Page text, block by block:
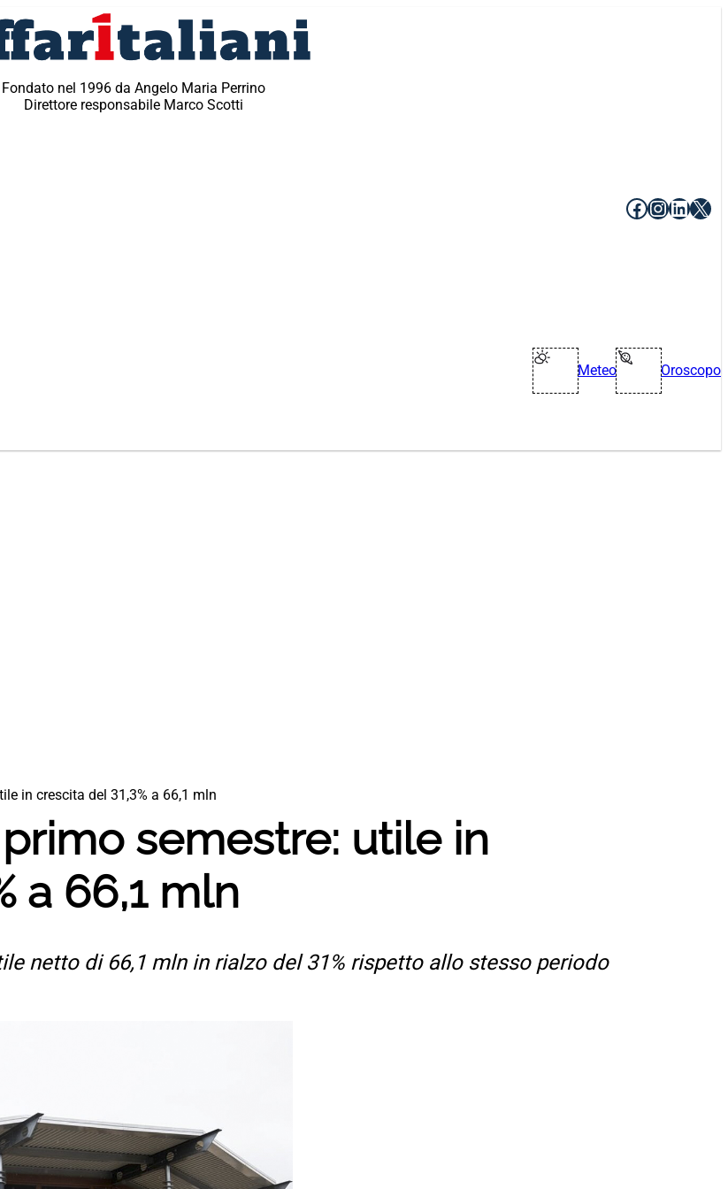
Fondato nel 1996 da Angelo Maria Perrino
Direttore responsabile Marco Scotti
Facebook
X
Meteo Oroscopo
in crescita del 31,3% a 66,1 mln
semestre: utile in
a 66,1 mln
netto di 66,1 mln in rialzo del 31% rispetto allo stesso periodo